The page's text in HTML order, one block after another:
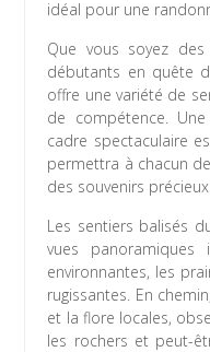
idéal pour une
Que vous soyez
débutants en quête
offre une variété de
de compétence.
cadre spectaculaire
permettra à chacun
des souvenirs
Les sentiers balisés
vues panoramiques
environnantes, les
rugissantes. En
et la flore locales,
les rochers et peut-